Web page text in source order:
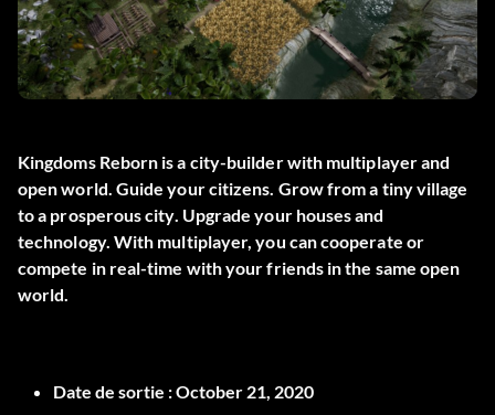
Kingdoms Reborn is a city-builder with multiplayer and
open world. Guide your citizens. Grow from a tiny village
to a prosperous city. Upgrade your houses and
technology. With multiplayer, you can cooperate or
compete in real-time with your friends in the same open
world.
Date de sortie :October 21, 2020